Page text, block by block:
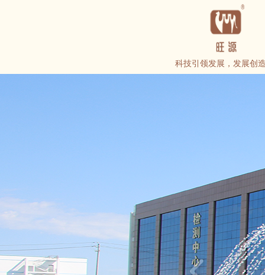
科技引领发展，发展创